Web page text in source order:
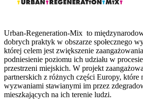
Urban-Regeneration-Mix to
dobrych praktyk w obszarze społecznego
której celem jest zwiększenie
podniesienie poziomu ich udziału w
przestrzeni miejskich. W projekt
partnerskich z różnych części Europy, które
wyzwaniami stawianymi im przez
mieszkających na ich terenie ludzi.